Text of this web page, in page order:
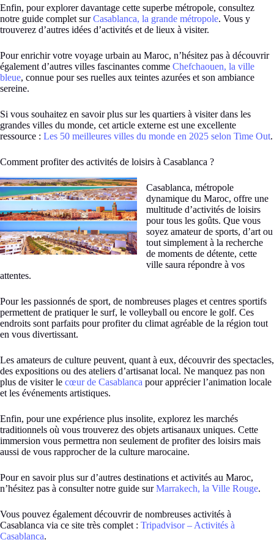
Enfin, pour explorer davantage cette superbe métropole, consultez
notre guide complet surCasablanca, la grande métropole. Vous y
trouverez d’autres idées d’activités et de lieux à visiter.
Pour enrichir votre voyage urbain au Maroc, n’hésitez pas à découvrir
également d’autres villes fascinantes comme Chefchaouen, la ville
bleue, connue pour ses ruelles aux teintes azurées et son ambiance
sereine.
Si vous souhaitez en savoir plus sur les quartiers à visiter dans les
grandes villes du monde, cet article externe est une excellente
ressource : Les 50 meilleures villes du monde en 2025 selon Time Out.
Comment profiter des activités de loisirs à Casablanca ?
Casablanca, métropole
dynamique du Maroc, offre une
multitude d’activités de loisirs
pour tous les goûts. Que vous
soyez amateur de sports, d’art ou
tout simplement à la recherche
de moments de détente, cette
ville saura répondre à vos
attentes.
Pour les passionnés de sport, de nombreuses plages et centres sportifs
permettent de pratiquer le surf, le volleyball ou encore le golf. Ces
endroits sont parfaits pour profiter du climat agréable de la région tout
en vous divertissant.
Les amateurs de culture peuvent, quant à eux, découvrir des spectacles,
des expositions ou des ateliers d’artisanat local. Ne manquez pas non
plus de visiter le cœur de Casablanca pour apprécier l’animation locale
et les événements artistiques.
Enfin, pour une expérience plus insolite, explorez les marchés
traditionnels où vous trouverez des objets artisanaux uniques. Cette
immersion vous permettra non seulement de profiter des loisirs mais
aussi de vous rapprocher de la culture marocaine.
Pour en savoir plus sur d’autres destinations et activités au Maroc,
n’hésitez pas à consulter notre guide surMarrakech, la Ville Rouge.
Vous pouvez également découvrir de nombreuses activités à
Casablanca via ce site très complet : Tripadvisor – Activités à
Casablanca.